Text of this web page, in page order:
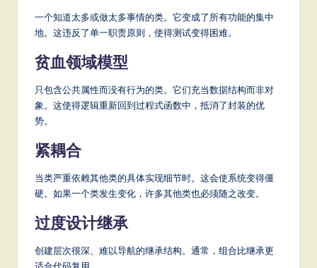
一个知道太多或做太多事情的类。它变成了所有功能的集中
地。这违反了单一职责原则，使得测试变得困难。
贫血领域模型
只包含公共属性而没有行为的类。它们充当数据结构而非对
象。这使得逻辑重新回到过程式函数中，抵消了封装的优
势。
紧耦合
当类严重依赖其他类的具体实现细节时。这会使系统变得僵
硬。如果一个类发生变化，许多其他类也必须随之改变。
过度设计继承
创建层次很深、难以导航的继承结构。通常，组合比继承更
适合代码复用。